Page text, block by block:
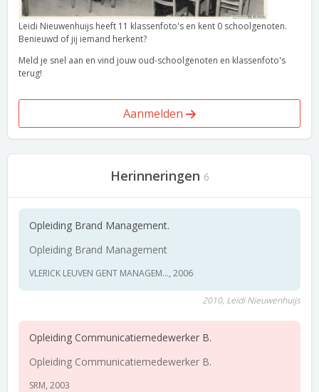
Leidi Nieuwenhuijs heeft 11 klassenfoto's en kent 0 schoolgenoten.
Benieuwd of jij iemand herkent?
Meld je snel aan en vind jouw oud-schoolgenoten en klassenfoto's
terug!
Aanmelden
Herinneringen 6
Opleiding Brand Management.
Opleiding Brand Management
VLERICK LEUVEN GENT MANAGEM..., 2006
2010, Leidi Nieuwenhuijs
Opleiding Communicatiemedewerker B.
Opleiding Communicatiemedewerker B.
SRM, 2003